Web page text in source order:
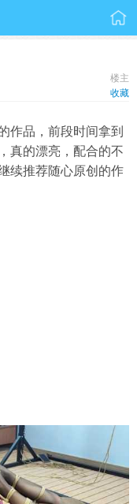
楼主
收藏
作品，前段时间拿到
真的漂亮，配合的不
续推荐随心原创的作